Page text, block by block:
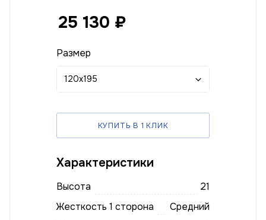
25 130 ₽
Размер
120x195
КУПИТЬ В 1 КЛИК
Характеристики
Высота
21
Жесткость 1 сторона
Средний